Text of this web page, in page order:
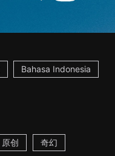
Bahasa Indonesia
原创 奇幻